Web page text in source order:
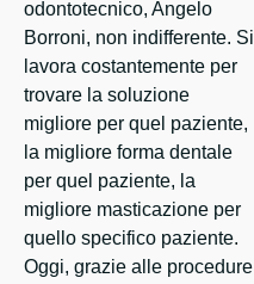
odontotecnico, Angelo
Borroni, non indifferente. Si
lavora costantemente per
trovare la soluzione
migliore per quel paziente,
la migliore forma dentale
per quel paziente, la
migliore masticazione per
quello specifico paziente.
Oggi, grazie alle procedure